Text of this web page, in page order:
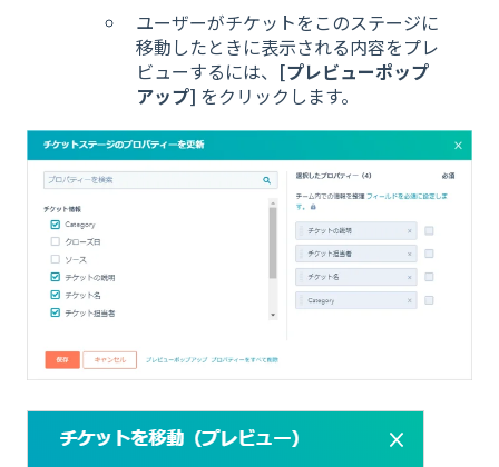
ユーザーがチケットをこのステージに
移動したときに表示される内容をプレ
ビューするには、 [プレビューポップ
アップ] をクリックします。